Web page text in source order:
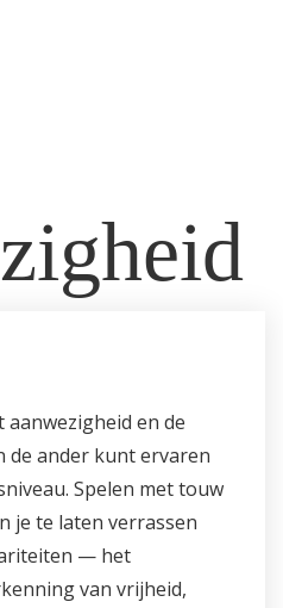
en de
de ander kunt ervaren
Spelen met touw
je te laten verrassen
— het
van vrijheid,